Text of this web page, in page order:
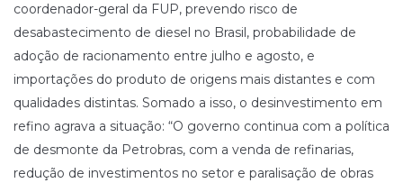
coordenador-geral da FUP, prevendo risco de
desabastecimento de diesel no Brasil, probabilidade de
adoção de racionamento entre julho e agosto, e
importações do produto de origens mais distantes e com
qualidades distintas. Somado a isso, o desinvestimento em
refino agrava a situação: “O governo continua com a política
de desmonte da Petrobras, com a venda de refinarias,
redução de investimentos no setor e paralisação de obras